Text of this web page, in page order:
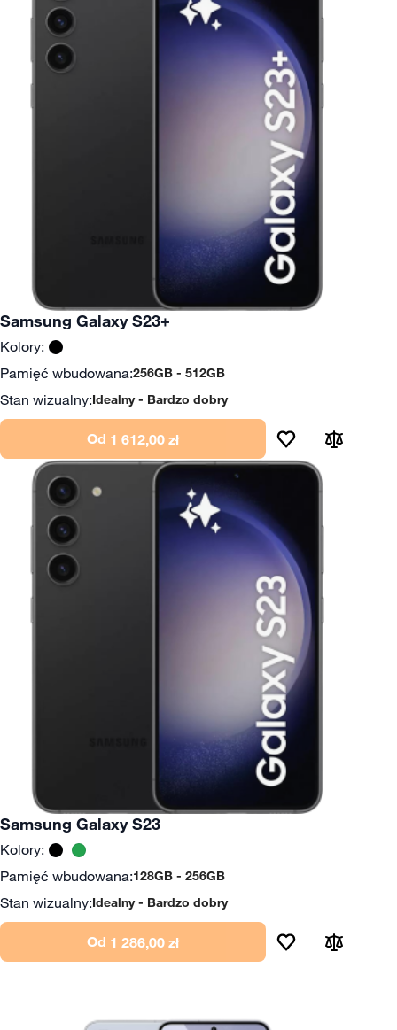
Samsung Galaxy S23+
Kolory:
Pamięć wbudowana:256GB 512GB
Stan wizualny:Idealny Bardzo dobry
Od 1 612,00 zł
Samsung Galaxy S23
Kolory:
Pamięć wbudowana:128GB 256GB
Stan wizualny:Idealny Bardzo dobry
Od 1 286,00 zł